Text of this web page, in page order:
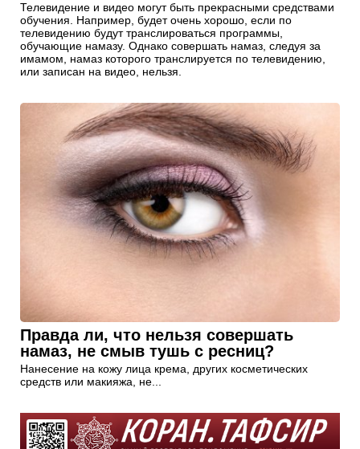
Телевидение и видео могут быть прекрасными средствами
обучения. Например, будет очень хорошо, если по
телевидению будут транслироваться программы,
обучающие намазу. Однако совершать намаз, следуя за
имамом, намаз которого транслируется по телевидению,
или записан на видео, нельзя.
Правда ли, что нельзя совершать
намаз, не смыв тушь с ресниц?
Нанесение на кожу лица крема, других косметических
средств или макияжа, не...